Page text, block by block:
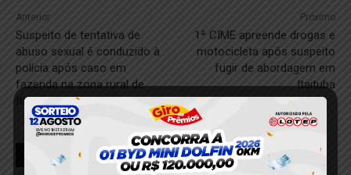
Anterior
Suspeito de tentativa de
abuso sexual é conduzido à
polícia após caso em
fazenda na zona rural de
Itaituba
Próximo
1ª CIME apreende drogas e
motocicleta após suspeito
fugir de abordagem em
Itaituba
RELACIONADOS